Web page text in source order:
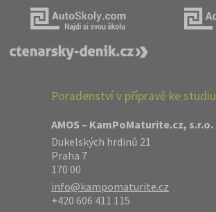
Poradenství v přípravě ke studiu
AMOS – KamPoMaturite.cz, s.r.o.
Dukelských hrdinů 21
Praha 7
170 00
info@kampomaturite.cz
+420 606 411 115